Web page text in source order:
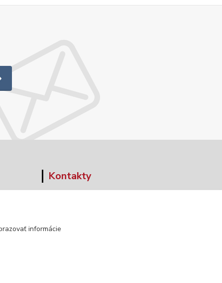
Kontakty
info@norwaywear.sk
informácie